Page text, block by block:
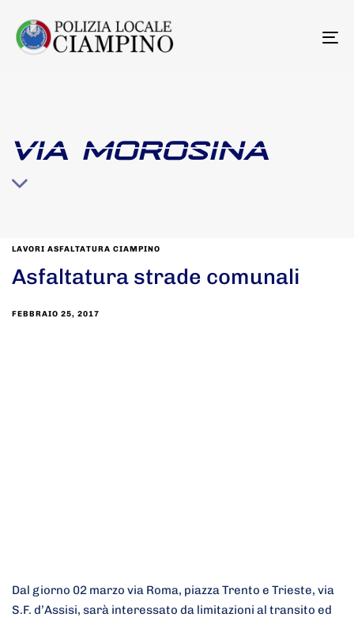
VIA MOROSINA
LAVORI ASFALTATURA CIAMPINO
Asfaltatura strade comunali
FEBBRAIO 25, 2017
Dal giorno 02 marzo via Roma, piazza Trento e Trieste, via
S.F. d’Assisi, sarà interessato da limitazioni al transito ed